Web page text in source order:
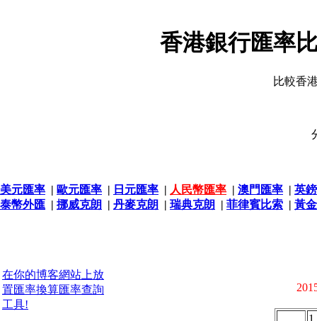
香港銀行匯率
比較香
美元匯率 | 歐元匯率 | 日元匯率 | 人民幣匯率 | 澳門匯率 | 英
泰幣外匯 | 挪威克朗 | 丹麥克朗 | 瑞典克朗 | 菲律賓比索 | 黃
在你的博客網站上放
置匯率換算匯率查詢
工具!